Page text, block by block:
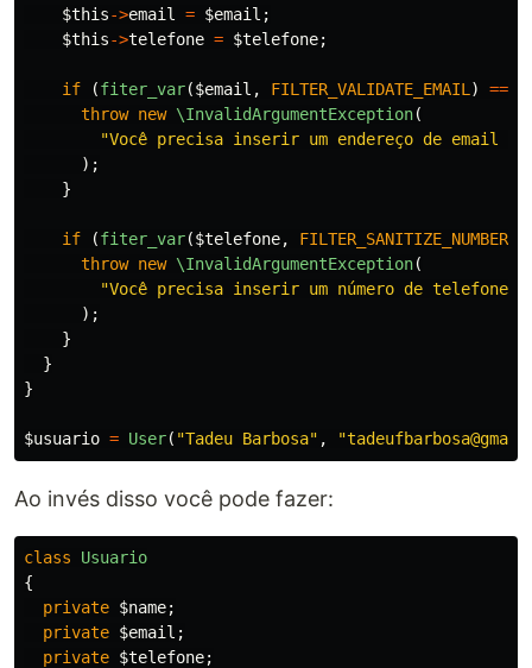
$this->email = $email ;
$this->telefone = $telefone;
if (fiter_var($email , FILTER_VALIDATE_EMAIL ) ===
throw new \InvalidArgumentException(
"Você precisa inserir um endereço de email
);
}
if (fiter_var($telefone,
throw new \InvalidArgumentException(
"Você precisa inserir um número de telefone
);
}
}
}
$usuario = User( "Tadeu Barbosa" ,
Ao invés disso você pode fazer:
class
Usuario
{
private $name;
private $email ;
private $telefone;